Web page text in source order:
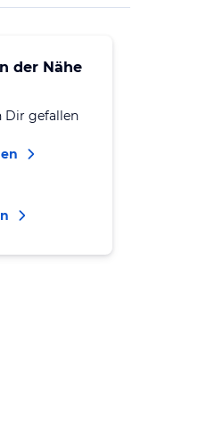
der Nähe
Dir gefallen